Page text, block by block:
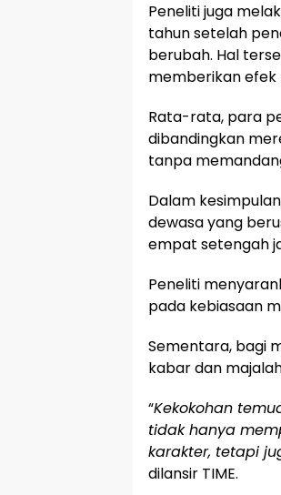
Peneliti juga
tahun setelah
berubah. Hal
memberikan
Rata-rata, para
dibandingkan
tanpa
Dalam
dewasa yang
empat setengah
Peneliti
pada kebiasaan
Sementara, bagi
kabar dan
“Kekokohan
tidak hanya
karakter, tetapi
dilansir TIME.